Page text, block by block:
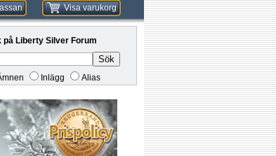
Visa varukorg
på Liberty Silver Forum
Sök
Inlägg Alias